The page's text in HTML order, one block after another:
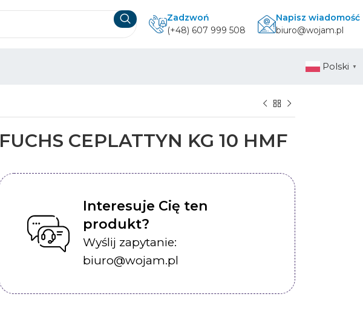
Zadzwoń
(+48) 607 999 508
Napisz wiadomość
biuro@wojam.pl
Polski ▼
FUCHS CEPLATTYN KG 10 HMF
Interesuje Cię ten
produkt?
Wyślij zapytanie:
biuro@wojam.pl